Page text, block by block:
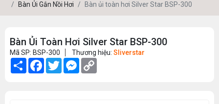
Bàn Ủi Gắn Nồi Hơi
Bàn ủi toàn hơi Silver Star BSP-300
Bàn Ủi Toàn Hơi Silver Star BSP-300
Mã SP: BSP-300 Thương hiệu: Sliverstar
Share Facebook
TwitterMessenger